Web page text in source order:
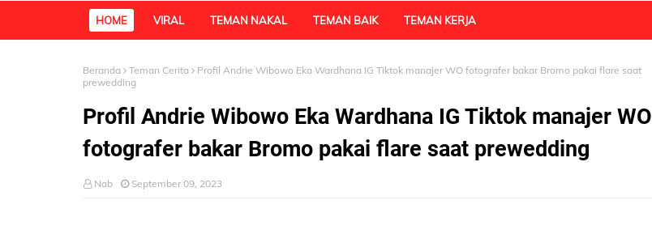
HOME VIRAL TEMAN NAKAL TEMAN BAIK TEMAN KERJA
Beranda Teman Cerita
Profil Andrie Wibowo Eka Wardhana IG Tiktok manajer WO fotografer bakar Bromo pakai flare saat
prewedding
Profil Andrie Wibowo Eka Wardhana IG Tiktok manajer WO
fotografer bakar Bromo pakai flare saat prewedding
Nab September 09, 2023